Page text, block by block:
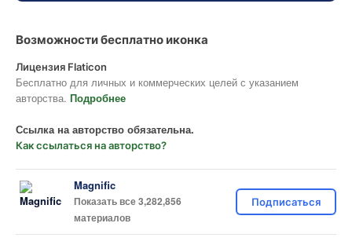
Возможности бесплатно иконка
Лицензия Flaticon
Бесплатно для личных и коммерческих целей с указанием
авторства. Подробнее
Ссылка на авторство обязательна.
Как ссылаться на авторство?
Magnific
Показать все 3,282,856
материалов
Подписаться